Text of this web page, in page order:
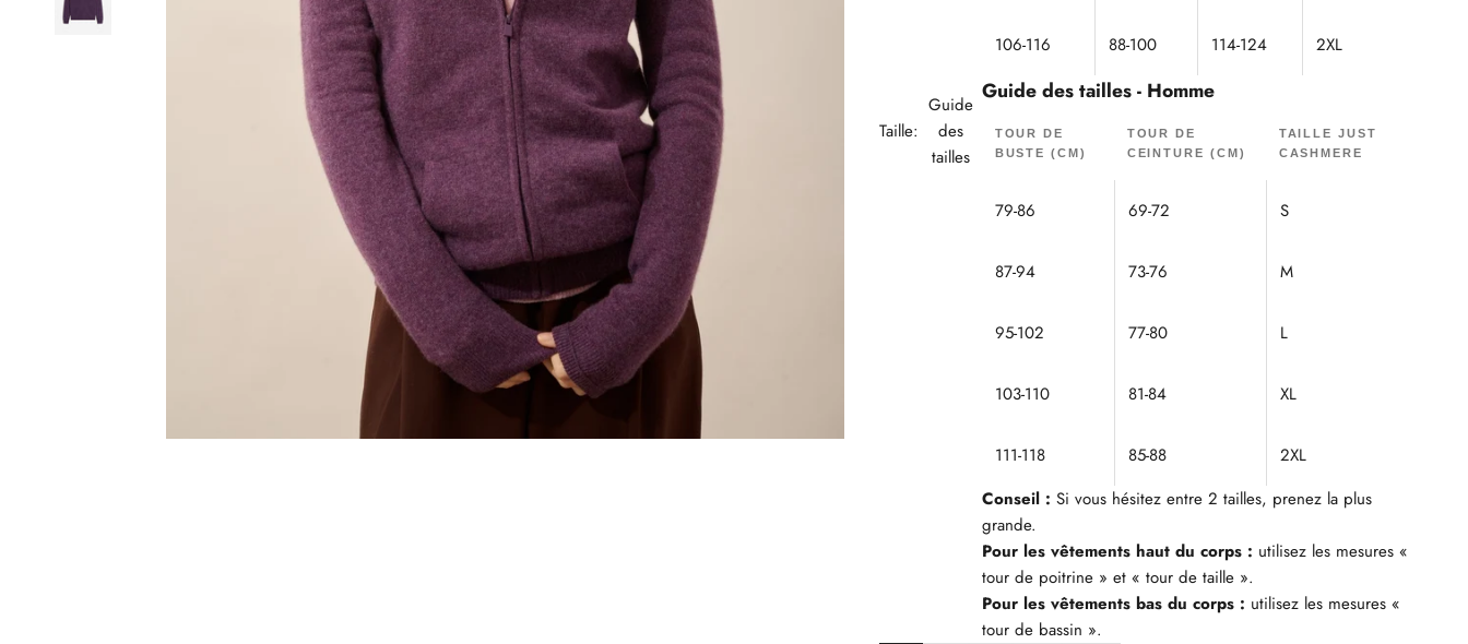
Taille:
Guide
des
tailles
106-116 88-100 114-124 2XL
Guide des tailles - Homme
TOUR DE
BUSTE (CM)
TOUR DE
CEINTURE (CM)
TAILLE JUST
CASHMERE
79-86 69-72 S
87-94 73-76 M
95-102 77-80 L
103-110 81-84 XL
111-118 85-88
2XL
Conseil : Si vous hésitez entre 2 tailles, prenez la plus
grande.
Pour les vêtements haut du corps : utilisez les mesures «
tour de poitrine » et « tour de taille ».
Pour les vêtements bas du corps : utilisez les mesures «
tour de bassin ».